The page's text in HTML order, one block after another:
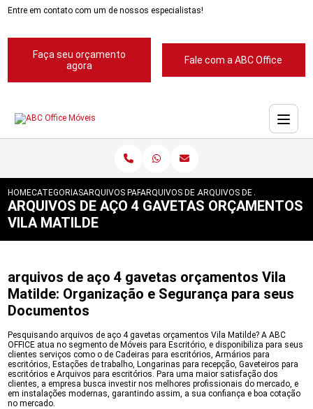
Entre em contato com um de nossos especialistas!
Faça seu orçamento
agora
Fale com a ABC Office
HOMECATEGORIASARQUIVOS PARA ESCRITORIOS
ARQUIVOS DE ACO 4 GAVETAS
ARQUIVOS DE ACO 4
ARQUIVOS DE AÇO 4 GAVETAS ORÇAMENTOS
VILA MATILDE
arquivos de aço 4 gavetas orçamentos Vila
Matilde: Organização e Segurança para seus
Documentos
Pesquisando arquivos de aço 4 gavetas orçamentos Vila Matilde? A ABC
OFFICE atua no segmento de Móveis para Escritório, e disponibiliza para seus
clientes serviços como o de Cadeiras para escritórios, Armários para
escritórios, Estações de trabalho, Longarinas para recepção, Gaveteiros para
escritórios e Arquivos para escritórios. Para uma maior satisfação dos
clientes, a empresa busca investir nos melhores profissionais do mercado, e
em instalações modernas, garantindo assim, a sua confiança e boa cotação
no mercado.